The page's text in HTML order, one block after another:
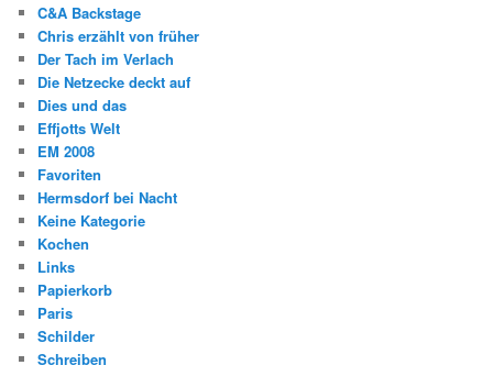
C&A Backstage
Chris erzählt von früher
Der Tach im Verlach
Die Netzecke deckt auf
Dies und das
Effjotts Welt
EM 2008
Favoriten
Hermsdorf bei Nacht
Keine Kategorie
Kochen
Links
Papierkorb
Paris
Schilder
Schreiben